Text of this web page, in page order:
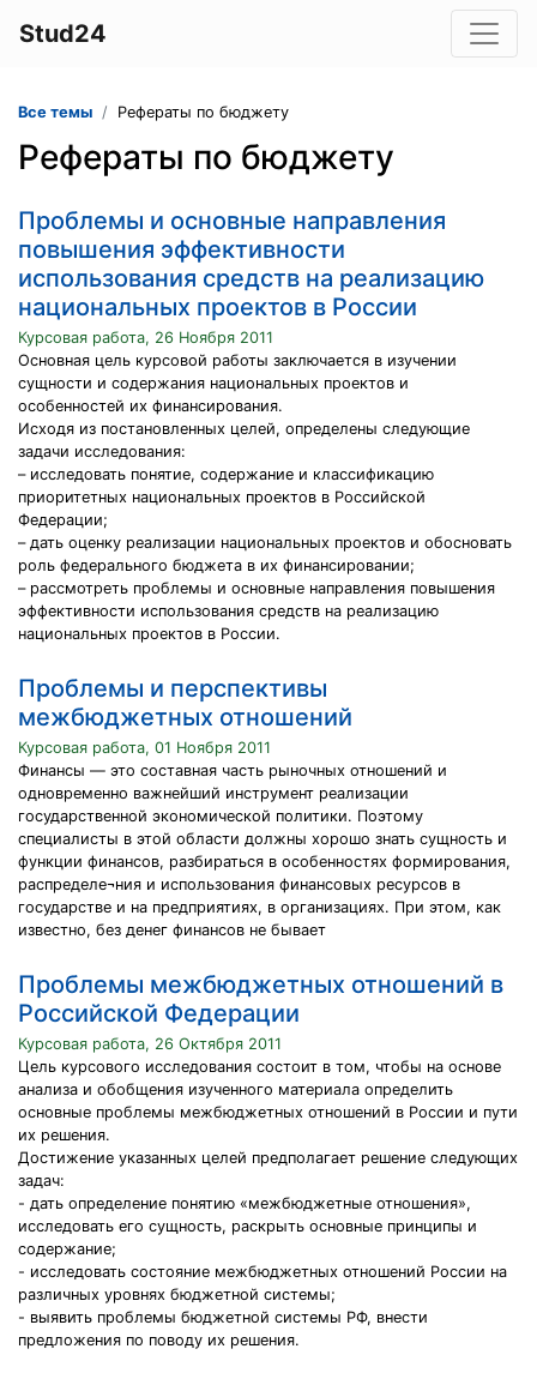
Stud24
Все темы Рефераты по бюджету
Рефераты по бюджету
Проблемы и основные направления
повышения эффективности
использования средств на реализацию
национальных проектов в России
Курсовая работа, 26 Ноября 2011
Основная цель курсовой работы заключается в изучении
сущности и содержания национальных проектов и
особенностей их финансирования.
Исходя из постановленных целей, определены следующие
задачи исследования:
– исследовать понятие, содержание и классификацию
приоритетных национальных проектов в Российской
Федерации;
– дать оценку реализации национальных проектов и обосновать
роль федерального бюджета в их финансировании;
– рассмотреть проблемы и основные направления повышения
эффективности использования средств на реализацию
национальных проектов в России.
Проблемы и перспективы
межбюджетных отношений
Курсовая работа, 01 Ноября 2011
Финансы — это составная часть рыночных отношений и
одновременно важнейший инструмент реализации
государственной экономической политики. Поэтому
специалисты в этой области должны хорошо знать сущность и
функции финансов, разбираться в особенностях формирования,
распределе¬ния и использования финансовых ресурсов в
государстве и на предприятиях, в организациях. При этом, как
известно, без денег финансов не бывает
Проблемы межбюджетных отношений в
Российской Федерации
Курсовая работа, 26 Октября 2011
Цель курсового исследования состоит в том, чтобы на основе
анализа и обобщения изученного материала определить
основные проблемы межбюджетных отношений в России и пути
их решения.
Достижение указанных целей предполагает решение следующих
задач:
- дать определение понятию «межбюджетные отношения»,
исследовать его сущность, раскрыть основные принципы и
содержание;
- исследовать состояние межбюджетных отношений России на
различных уровнях бюджетной системы;
- выявить проблемы бюджетной системы РФ, внести
предложения по поводу их решения.